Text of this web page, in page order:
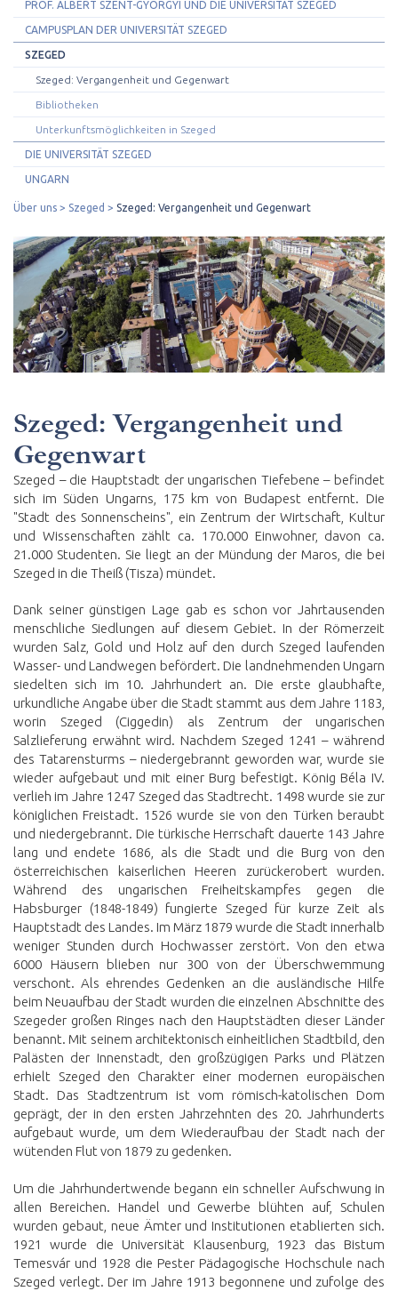
PROF. ALBERT SZENT-GYÖRGYI UND DIE UNIVERSITÄT SZEGED
CAMPUSPLAN DER UNIVERSITÄT SZEGED
SZEGED
Szeged: Vergangenheit und Gegenwart
Bibliotheken
Unterkunftsmöglichkeiten in Szeged
DIE UNIVERSITÄT SZEGED
UNGARN
Über uns Szeged Szeged: Vergangenheit und Gegenwart
Szeged: Vergangenheit und
Gegenwart
Szeged – die Hauptstadt der ungarischen Tiefebene – befindet
sich im Süden Ungarns, 175 km von Budapest entfernt. Die
"Stadt des Sonnenscheins", ein Zentrum der Wirtschaft, Kultur
und Wissenschaften zählt ca. 170.000 Einwohner, davon ca.
21.000 Studenten. Sie liegt an der Mündung der Maros, die bei
Szeged in die Theiß (Tisza) mündet.
Dank seiner günstigen Lage gab es schon vor Jahrtausenden
menschliche Siedlungen auf diesem Gebiet. In der Römerzeit
wurden Salz, Gold und Holz auf den durch Szeged laufenden
Wasser- und Landwegen befördert. Die landnehmenden Ungarn
siedelten sich im 10. Jahrhundert an. Die erste glaubhafte,
urkundliche Angabe über die Stadt stammt aus dem Jahre 1183,
worin Szeged (Ciggedin) als Zentrum der ungarischen
Salzlieferung erwähnt wird. Nachdem Szeged 1241 – während
des Tatarensturms – niedergebrannt geworden war, wurde sie
wieder aufgebaut und mit einer Burg befestigt. König Béla IV.
verlieh im Jahre 1247 Szeged das Stadtrecht. 1498 wurde sie zur
königlichen Freistadt. 1526 wurde sie von den Türken beraubt
und niedergebrannt. Die türkische Herrschaft dauerte 143 Jahre
lang und endete 1686, als die Stadt und die Burg von den
österreichischen kaiserlichen Heeren zurückerobert wurden.
Während des ungarischen Freiheitskampfes gegen die
Habsburger (1848-1849) fungierte Szeged für kurze Zeit als
Hauptstadt des Landes. Im März 1879 wurde die Stadt innerhalb
weniger Stunden durch Hochwasser zerstört. Von den etwa
6000 Häusern blieben nur 300 von der Überschwemmung
verschont. Als ehrendes Gedenken an die ausländische Hilfe
beim Neuaufbau der Stadt wurden die einzelnen Abschnitte des
Szegeder großen Ringes nach den Hauptstädten dieser Länder
benannt. Mit seinem architektonisch einheitlichen Stadtbild, den
Palästen der Innenstadt, den großzügigen Parks und Plätzen
erhielt Szeged den Charakter einer modernen europäischen
Stadt. Das Stadtzentrum ist vom römisch-katolischen Dom
geprägt, der in den ersten Jahrzehnten des 20. Jahrhunderts
aufgebaut wurde, um dem Wiederaufbau der Stadt nach der
wütenden Flut von 1879 zu gedenken.
Um die Jahrhundertwende begann ein schneller Aufschwung in
allen Bereichen. Handel und Gewerbe blühten auf, Schulen
wurden gebaut, neue Ämter und Institutionen etablierten sich.
1921 wurde die Universität Klausenburg, 1923 das Bistum
Temesvár und 1928 die Pester Pädagogische Hochschule nach
Szeged verlegt. Der im Jahre 1913 begonnene und zufolge des